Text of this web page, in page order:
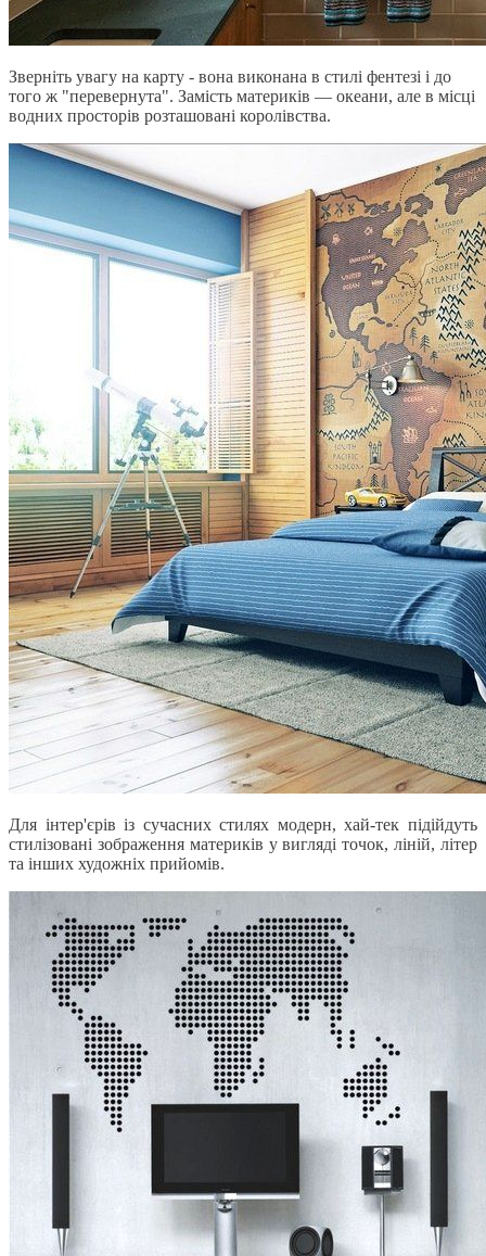
Зверніть увагу на карту - вона виконана в стилі фентезі і до
того ж "перевернута". Замість материків — океани, але в місці
водних просторів розташовані королівства.
Для інтер'єрів із сучасних стилях модерн, хай-тек підійдуть
стилізовані зображення материків у вигляді точок, ліній, літер
та інших художніх прийомів.